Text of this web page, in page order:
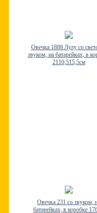
Овечка 1888 Лулу со
звуком, на батарейках, в
2110,515,5см
Овечка 231 со звуком,
батарейках, в коробке